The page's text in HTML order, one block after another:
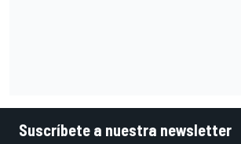
Suscríbete a nuestra newsletter